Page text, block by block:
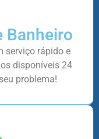
Banheiro
serviço rápido e
disponíveis 24
problema!